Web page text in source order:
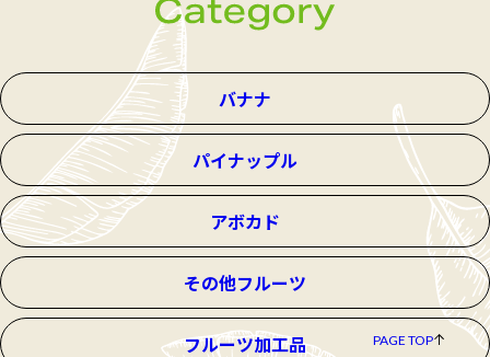
バナナ
パイナップル
アボカド
その他フルーツ
フルーツ加工品 PAGE TOP